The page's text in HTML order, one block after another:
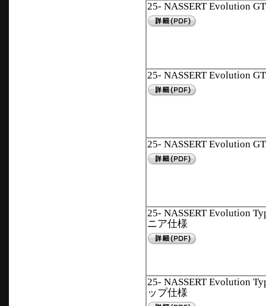
25- NASSERT Evolution
25- NASSERT Evolution
25- NASSERT Evolution
25- NASSERT Evolution
ニア仕様
25- NASSERT Evolution
ップ仕様